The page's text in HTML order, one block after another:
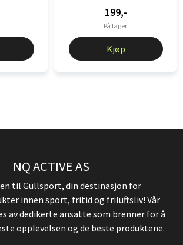
199,-
På lager
Kjøp
NQ ACTIVE AS
til Gullsport, din destinasjon for
innen sport, fritid og friluftsliv! Vår
av dedikerte ansatte som brenner for å
opplevelsen og de beste produktene.